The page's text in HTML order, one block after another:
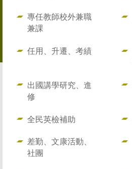
專任教師校外兼職
兼課
任用、升遷、考績
出國講學研究、進
修
全民英檢補助
差勤、文康活動、
社團